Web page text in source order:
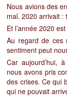
Nous avions des
mal. 2020 arrivait :
Et l’année 2020
Au regard de ces
sentiment peut
Car aujourd’hui,
nous avons pris
des crises. Ce qui
qui ne pouvait